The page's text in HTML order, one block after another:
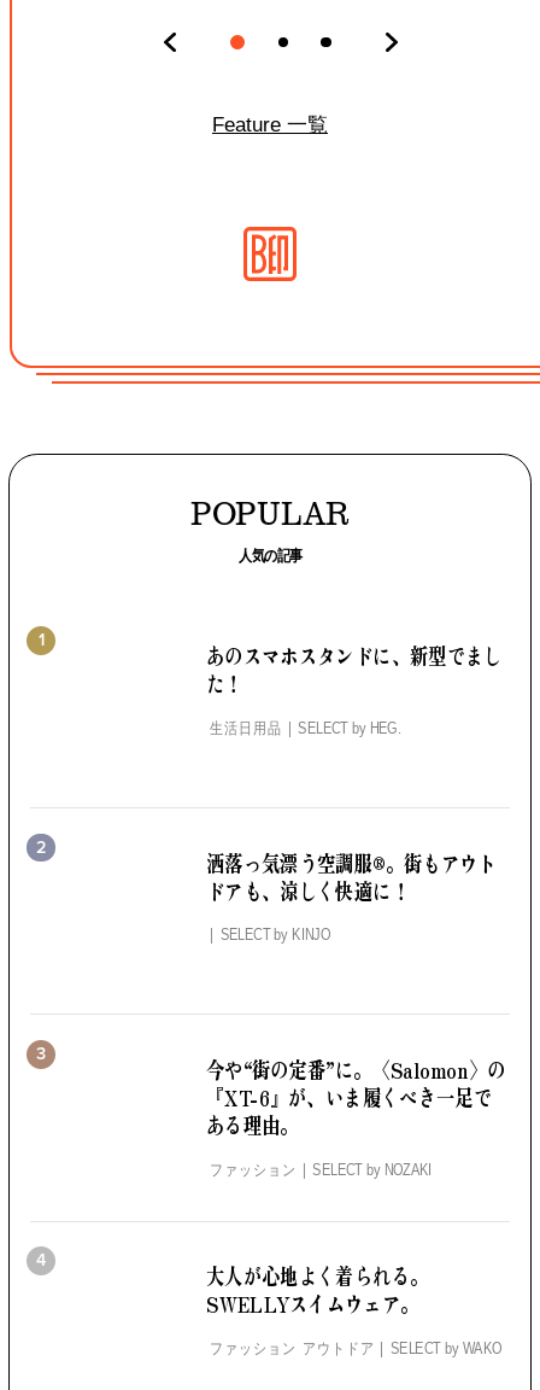
Feature 一覧
POPULAR
人気の記事
1 あのスマホスタンドに、新型でまし
た！
生活日用品 SELECT by HEG.
2 洒落っ気漂う空調服®。街もアウト
ドアも、涼しく快適に！
SELECT by KINJO
3 今や“街の定番”に。
〈Salomon〉の
『XT-6』が、いま履くべき一足で
ある理由。
ファッション SELECT by NOZAKI
4
大人が心地よく着られる。
SWELLYスイムウェア。
ファッション アウトドア SELECT by WAKO